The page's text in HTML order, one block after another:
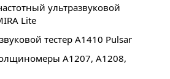
ультразвуковой
Lite
тестер A1410 Pulsar
А1207, А1208,